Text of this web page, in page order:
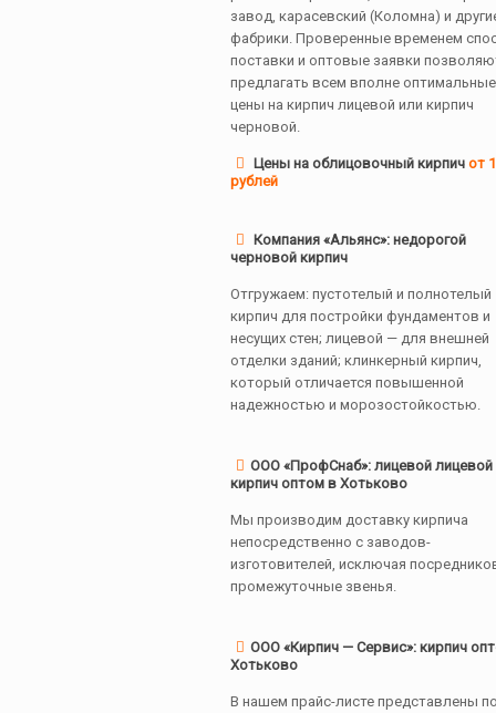
завод, карасевский (Коломна) и
фабрики. Проверенные временем
поставки и оптовые заявки
предлагать всем вполне оптимальные
цены на кирпич лицевой или кирпич
черновой.
Цены на облицовочный кирпичот
рублей
Компания «Альянс»: недорогой
черновой кирпич
Отгружаем: пустотелый и полнотелый
кирпич для постройки фундаментов и
несущих стен; лицевой — для внешней
отделки зданий; клинкерный кирпич,
который отличается повышенной
надежностью и морозостойкостью.
ООО «ПрофСнаб»: лицевой лицевой
кирпич оптом в Хотьково
Мы производим доставку кирпича
непосредственно с заводов-
изготовителей, исключая
промежуточные звенья.
ООО «Кирпич — Сервис»: кирпич
Хотьково
В нашем прайс-листе представлены